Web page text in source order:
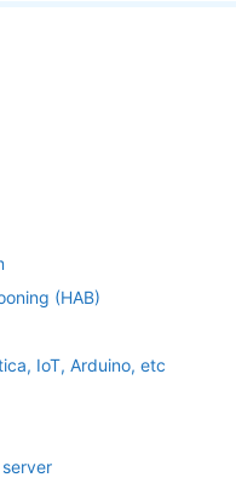
(HAB)
IoT, Arduino, etc
server